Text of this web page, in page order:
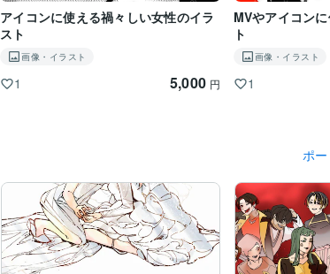
アイコンに使える禍々しい女性のイラ
スト
画像・イラスト
1 5,000 円
MVやアイコン
ト
画像・イラスト
1
ポ